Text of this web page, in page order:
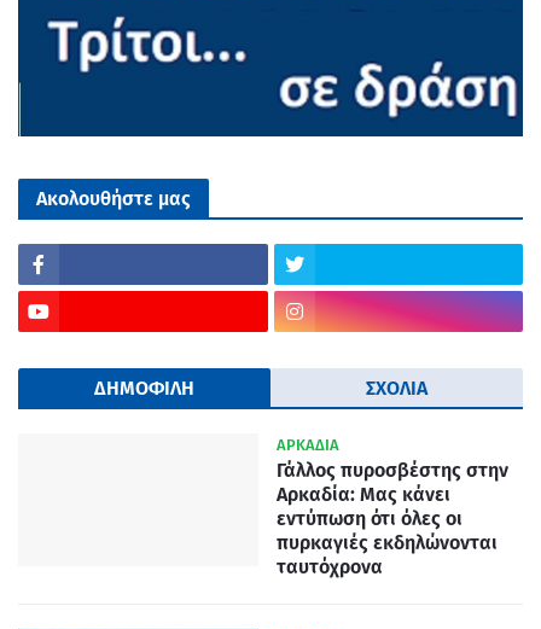
Ακολουθήστε μας
ΔΗΜΟΦΙΛΗ ΣΧΟΛΙΑ
ΑΡΚΑΔΙΑ
Γάλλος πυροσβέστης στην
Αρκαδία: Μας κάνει
εντύπωση ότι όλες οι
πυρκαγιές εκδηλώνονται
ταυτόχρονα